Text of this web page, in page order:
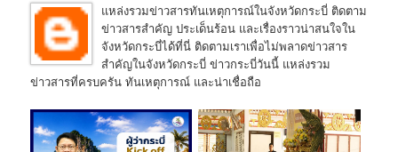
แหล่งรวมข่าวสารทันเหตุการณ์ในจังหวัดกระบี่ ติดตาม
ข่าวสารสำคัญ ประเด็นร้อน และเรื่องราวน่าสนใจใน
จังหวัดกระบี่ได้ที่นี่ ติดตามเราเพื่อไม่พลาดข่าวสาร
สำคัญในจังหวัดกระบี่ ข่าวกระบี่วันนี้ แหล่งรวม
ข่าวสารที่ครบครัน ทันเหตุการณ์ และน่าเชื่อถือ